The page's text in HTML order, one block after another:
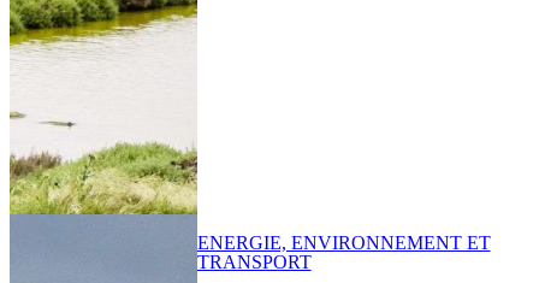
ENERGIE, ENVIRONNEMENT ET
TRANSPORT